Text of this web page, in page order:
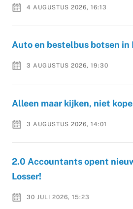
4 AUGUSTUS 2026, 16:13
Auto en bestelbus botsen in
3 AUGUSTUS 2026, 19:30
Alleen maar kijken, niet
3 AUGUSTUS 2026, 14:01
2.0 Accountants opent
Losser!
30 JULI 2026, 15:23